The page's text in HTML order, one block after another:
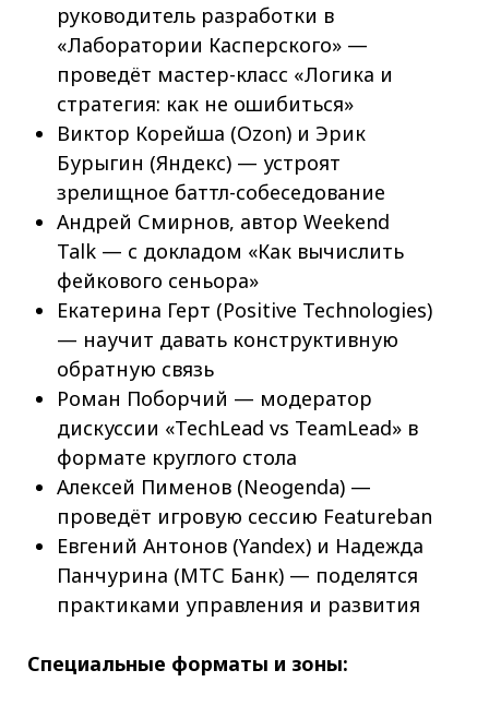
руководитель разработки в
«Лаборатории Касперского» —
проведёт мастер-класс «Логика и
стратегия: как не ошибиться»
Виктор Корейша (Ozon) и Эрик
Бурыгин (Яндекс) — устроят
зрелищное баттл-собеседование
Андрей Смирнов, автор Weekend
Talk — с докладом «Как вычислить
фейкового сеньора»
Екатерина Герт (Positive Technologies)
— научит давать конструктивную
обратную связь
Роман Поборчий — модератор
дискуссии «TechLead vs TeamLead» в
формате круглого стола
Алексей Пименов (Neogenda) —
проведёт игровую сессию Featureban
Евгений Антонов (Yandex) и Надежда
Панчурина (МТС Банк) — поделятся
практиками управления и развития
Специальные форматы и зоны: